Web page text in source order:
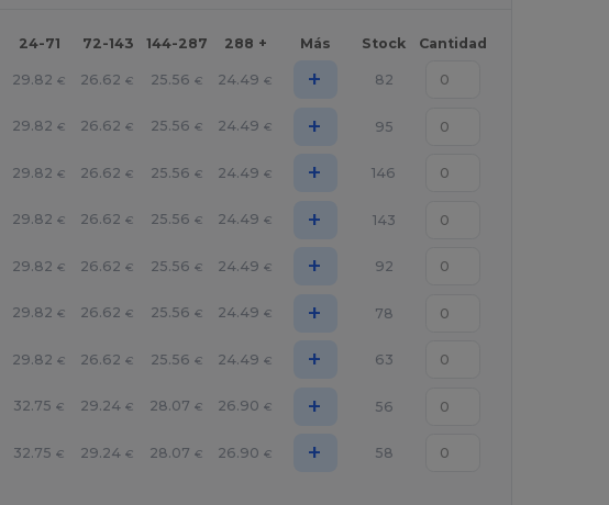
24-71 72-143 144-287 288 + Más Stock Cantidad
29.82 € 26.62 € 25.56 € 24.49 € + 82
29.82 € 26.62 € 25.56 € 24.49 € + 95
29.82 € 26.62 € 25.56 € 24.49 € + 146
29.82 € 26.62 € 25.56 € 24.49 € + 143
29.82 € 26.62 € 25.56 € 24.49 € + 92
29.82 € 26.62 € 25.56 € 24.49 € + 78
29.82 € 26.62 € 25.56 € 24.49 € + 63
32.75 € 29.24 € 28.07 € 26.90 € + 56
32.75 € 29.24 € 28.07 € 26.90 € + 58